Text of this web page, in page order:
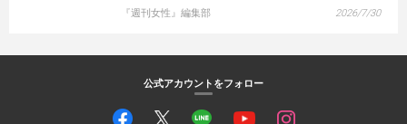
『週刊女性』編集部 2026/7/30
公式アカウントをフォロー